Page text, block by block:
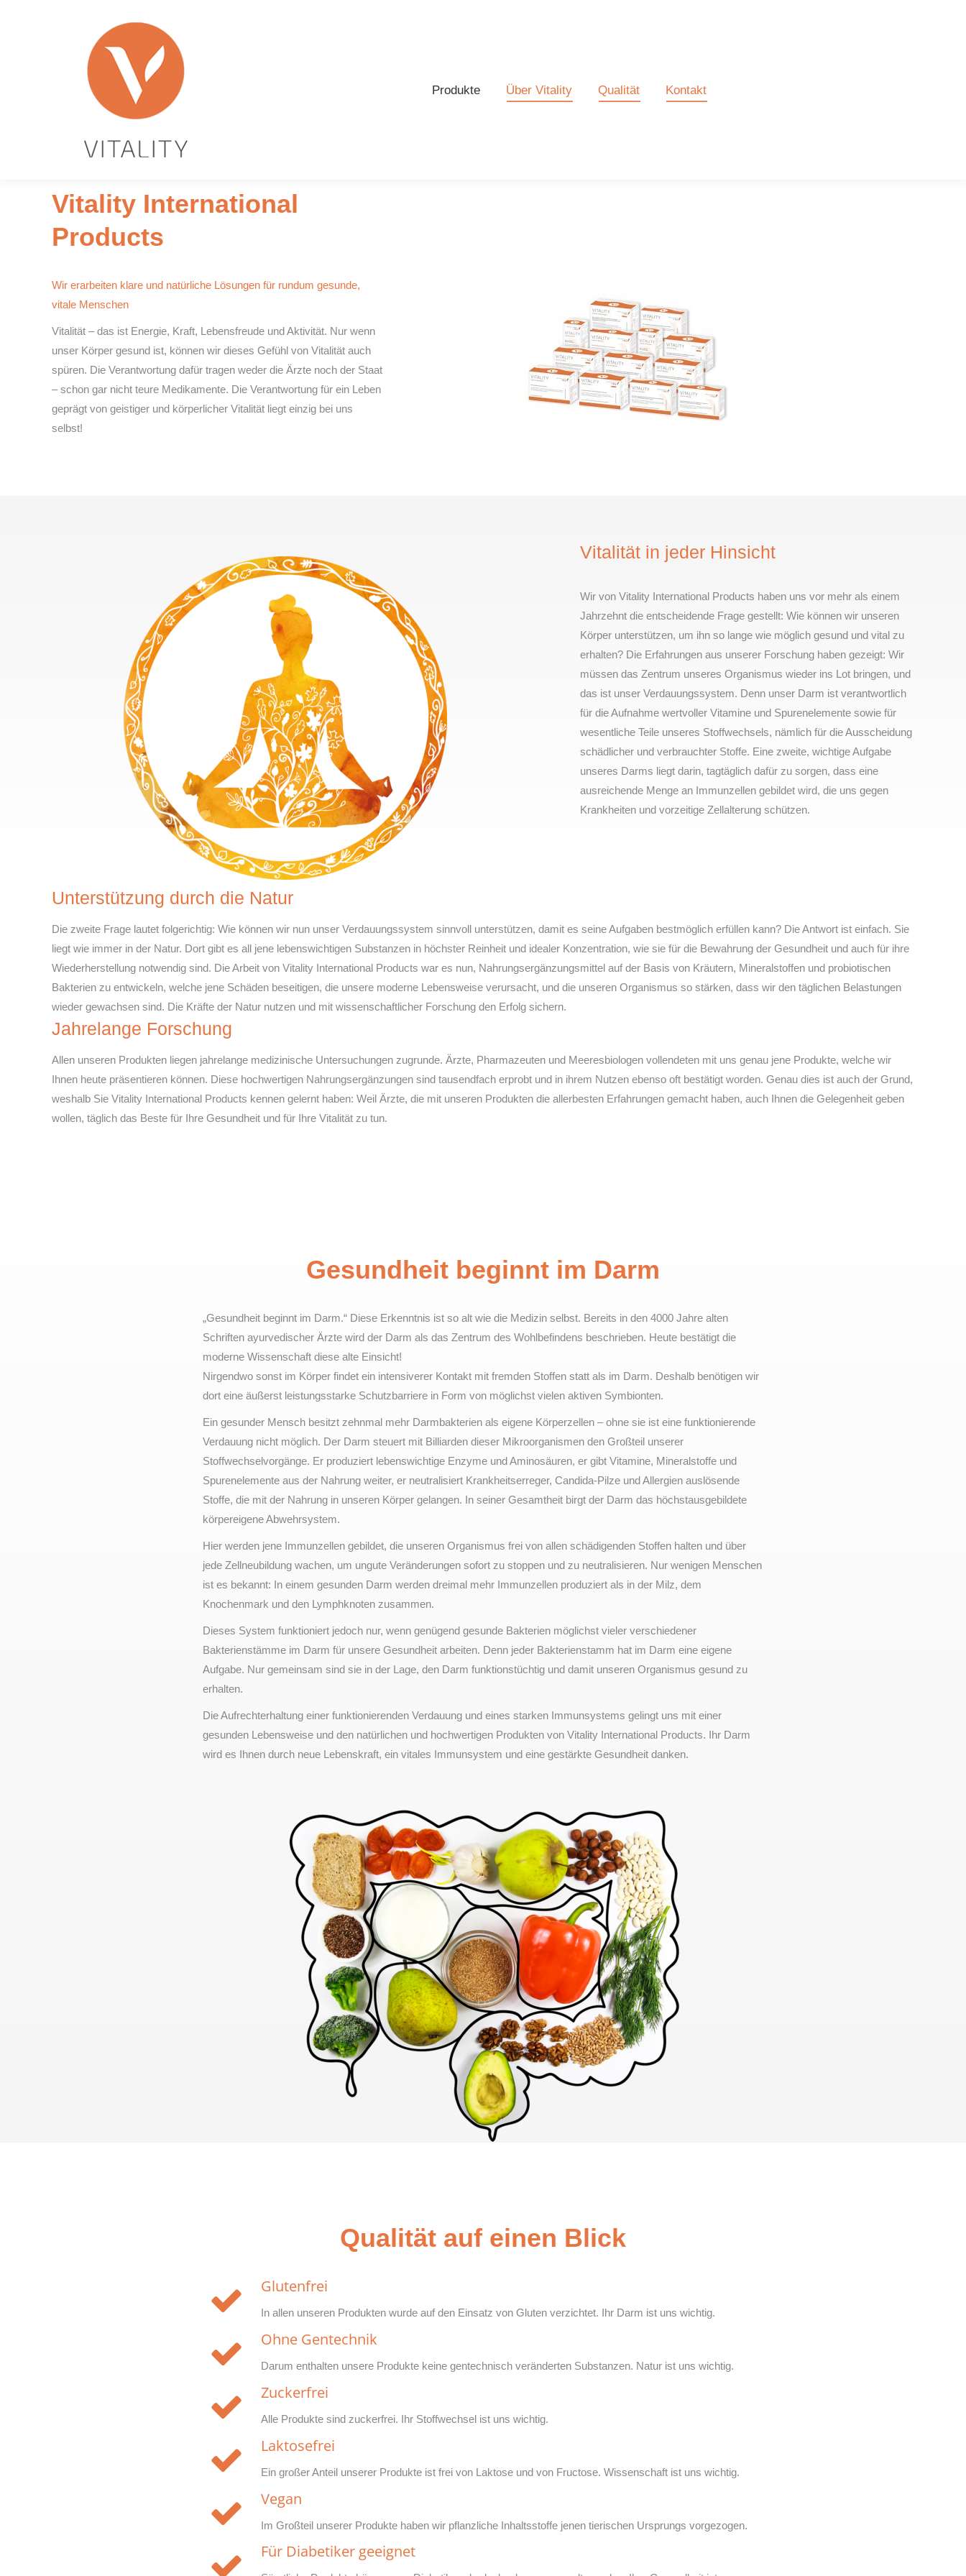
Produkte Über Vitality Qualität Kontakt
Vitality International
Products
Wir erarbeiten klare und natürliche Lösungen für rundum gesunde,
vitale Menschen
Vitalität – das ist Energie, Kraft, Lebensfreude und Aktivität. Nur wenn
unser Körper gesund ist, können wir dieses Gefühl von Vitalität auch
spüren. Die Verantwortung dafür tragen weder die Ärzte noch der Staat
– schon gar nicht teure Medikamente. Die Verantwortung für ein Leben
geprägt von geistiger und körperlicher Vitalität liegt einzig bei uns
selbst!
Vitalität in jeder Hinsicht
Wir von Vitality International Products haben uns vor mehr als einem
Jahrzehnt die entscheidende Frage gestellt: Wie können wir unseren
Körper unterstützen, um ihn so lange wie möglich gesund und vital zu
erhalten? Die Erfahrungen aus unserer Forschung haben gezeigt: Wir
müssen das Zentrum unseres Organismus wieder ins Lot bringen, und
das ist unser Verdauungssystem. Denn unser Darm ist verantwortlich
für die Aufnahme wertvoller Vitamine und Spurenelemente sowie für
wesentliche Teile unseres Stoffwechsels, nämlich für die Ausscheidung
schädlicher und verbrauchter Stoffe. Eine zweite, wichtige Aufgabe
unseres Darms liegt darin, tagtäglich dafür zu sorgen, dass eine
ausreichende Menge an Immunzellen gebildet wird, die uns gegen
Krankheiten und vorzeitige Zellalterung schützen.
Unterstützung durch die Natur
Die zweite Frage lautet folgerichtig: Wie können wir nun unser Verdauungssystem sinnvoll unterstützen, damit es seine Aufgaben bestmöglich erfüllen kann? Die Antwort ist einfach. Sie
liegt wie immer in der Natur. Dort gibt es all jene lebenswichtigen Substanzen in höchster Reinheit und idealer Konzentration, wie sie für die Bewahrung der Gesundheit und auch für ihre
Wiederherstellung notwendig sind. Die Arbeit von Vitality International Products war es nun, Nahrungsergänzungsmittel auf der Basis von Kräutern, Mineralstoffen und probiotischen
Bakterien zu entwickeln, welche jene Schäden beseitigen, die unsere moderne Lebensweise verursacht, und die unseren Organismus so stärken, dass wir den täglichen Belastungen
wieder gewachsen sind. Die Kräfte der Natur nutzen und mit wissenschaftlicher Forschung den Erfolg sichern.
Jahrelange Forschung
Allen unseren Produkten liegen jahrelange medizinische Untersuchungen zugrunde. Ärzte, Pharmazeuten und Meeresbiologen vollendeten mit uns genau jene Produkte, welche wir
Ihnen heute präsentieren können. Diese hochwertigen Nahrungsergänzungen sind tausendfach erprobt und in ihrem Nutzen ebenso oft bestätigt worden. Genau dies ist auch der Grund,
weshalb Sie Vitality International Products kennen gelernt haben: Weil Ärzte, die mit unseren Produkten die allerbesten Erfahrungen gemacht haben, auch Ihnen die Gelegenheit geben
wollen, täglich das Beste für Ihre Gesundheit und für Ihre Vitalität zu tun.
Gesundheit beginnt im Darm
„Gesundheit beginnt im Darm.“ Diese Erkenntnis ist so alt wie die Medizin selbst. Bereits in den 4000 Jahre alten
Schriften ayurvedischer Ärzte wird der Darm als das Zentrum des Wohlbefindens beschrieben. Heute bestätigt die
moderne Wissenschaft diese alte Einsicht!
Nirgendwo sonst im Körper findet ein intensiverer Kontakt mit fremden Stoffen statt als im Darm. Deshalb benötigen wir
dort eine äußerst leistungsstarke Schutzbarriere in Form von möglichst vielen aktiven Symbionten.
Ein gesunder Mensch besitzt zehnmal mehr Darmbakterien als eigene Körperzellen – ohne sie ist eine funktionierende
Verdauung nicht möglich. Der Darm steuert mit Billiarden dieser Mikroorganismen den Großteil unserer
Stoffwechselvorgänge. Er produziert lebenswichtige Enzyme und Aminosäuren, er gibt Vitamine, Mineralstoffe und
Spurenelemente aus der Nahrung weiter, er neutralisiert Krankheitserreger, Candida-Pilze und Allergien auslösende
Stoffe, die mit der Nahrung in unseren Körper gelangen. In seiner Gesamtheit birgt der Darm das höchstausgebildete
körpereigene Abwehrsystem.
Hier werden jene Immunzellen gebildet, die unseren Organismus frei von allen schädigenden Stoffen halten und über
jede Zellneubildung wachen, um ungute Veränderungen sofort zu stoppen und zu neutralisieren. Nur wenigen Menschen
ist es bekannt: In einem gesunden Darm werden dreimal mehr Immunzellen produziert als in der Milz, dem
Knochenmark und den Lymphknoten zusammen.
Dieses System funktioniert jedoch nur, wenn genügend gesunde Bakterien möglichst vieler verschiedener
Bakterienstämme im Darm für unsere Gesundheit arbeiten. Denn jeder Bakterienstamm hat im Darm eine eigene
Aufgabe. Nur gemeinsam sind sie in der Lage, den Darm funktionstüchtig und damit unseren Organismus gesund zu
erhalten.
Die Aufrechterhaltung einer funktionierenden Verdauung und eines starken Immunsystems gelingt uns mit einer
gesunden Lebensweise und den natürlichen und hochwertigen Produkten von Vitality International Products. Ihr Darm
wird es Ihnen durch neue Lebenskraft, ein vitales Immunsystem und eine gestärkte Gesundheit danken.
Qualität auf einen Blick
Glutenfrei
In allen unseren Produkten wurde auf den Einsatz von Gluten verzichtet. Ihr Darm ist uns wichtig.
Ohne Gentechnik
Darum enthalten unsere Produkte keine gentechnisch veränderten Substanzen. Natur ist uns wichtig.
Zuckerfrei
Alle Produkte sind zuckerfrei. Ihr Stoffwechsel ist uns wichtig.
Laktosefrei
Ein großer Anteil unserer Produkte ist frei von Laktose und von Fructose. Wissenschaft ist uns wichtig.
Vegan
Im Großteil unserer Produkte haben wir pflanzliche Inhaltsstoffe jenen tierischen Ursprungs vorgezogen.
Für Diabetiker geeignet
Produkte Über Vitality Qualität Kontakt